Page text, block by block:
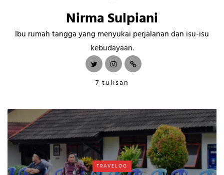
Nirma Sulpiani
Ibu rumah tangga yang menyukai perjalanan dan isu-isu
kebudayaan.
7 tulisan
TRAVELOG